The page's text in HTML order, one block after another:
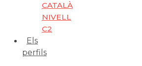
CATALÀ
NIVELL
C2
Els
perfils